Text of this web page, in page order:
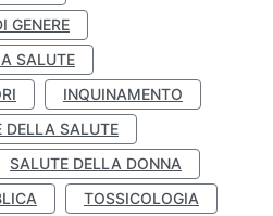
GENERE
SALUTE
INQUINAMENTO
DELLA SALUTE
SALUTE DELLA DONNA
TOSSICOLOGIA